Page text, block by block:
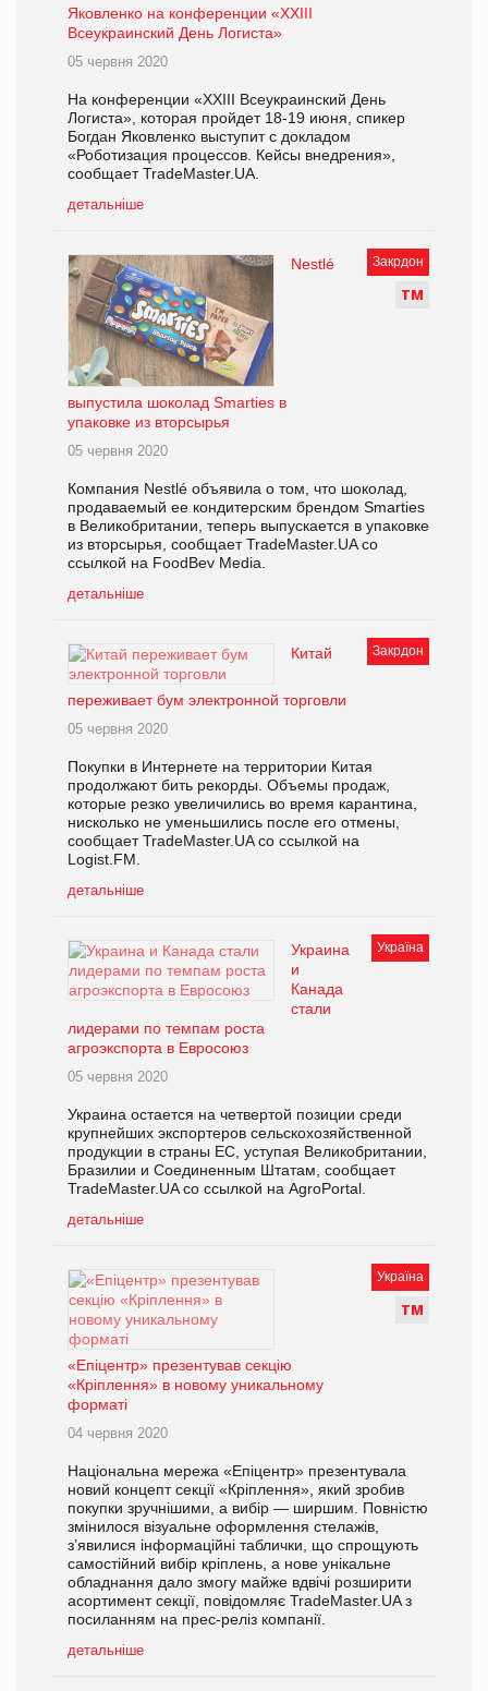
Яковленко на конференции «XXIII
Всеукраинский День Логиста»
05 червня 2020
На конференции «XXIII Всеукраинский День
Логиста», которая пройдет 18-19 июня, спикер
Богдан Яковленко выступит с докладом
«Роботизация процессов. Кейсы внедрения»,
сообщает TradeMaster.UA.
детальніше
Закрдон
ТМ
Nestlé
выпустила шоколад Smarties в
упаковке из вторсырья
05 червня 2020
Компания Nestlé объявила о том, что шоколад,
продаваемый ее кондитерским брендом Smarties
в Великобритании, теперь выпускается в упаковке
из вторсырья, сообщает TradeMaster.UA со
ссылкой на FoodBev Media.
детальніше
Закрдон
Китай
переживает бум электронной торговли
05 червня 2020
Покупки в Интернете на территории Китая
продолжают бить рекорды. Объемы продаж,
которые резко увеличились во время карантина,
нисколько не уменьшились после его отмены,
сообщает TradeMaster.UA со ссылкой на
Logist.FM.
детальніше
Україна
Украина
и
Канада
стали
лидерами по темпам роста
агроэкспорта в Евросоюз
05 червня 2020
Украина остается на четвертой позиции среди
крупнейших экспортеров сельскохозяйственной
продукции в страны ЕС, уступая Великобритании,
Бразилии и Соединенным Штатам, сообщает
TradeMaster.UA со ссылкой на AgroPortal.
детальніше
Україна
ТМ
«Епіцентр» презентував секцію
«Кріплення» в новому уникальному
форматі
04 червня 2020
Національна мережа «Епіцентр» презентувала
новий концепт секції «Кріплення», який зробив
покупки зручнішими, а вибір — ширшим. Повністю
змінилося візуальне оформлення стелажів,
з’явилися інформаційні таблички, що спрощують
самостійний вибір кріплень, а нове унікальне
обладнання дало змогу майже вдвічі розширити
асортимент секції, повідомляє TradeMaster.UA з
посиланням на прес-реліз компанії.
детальніше